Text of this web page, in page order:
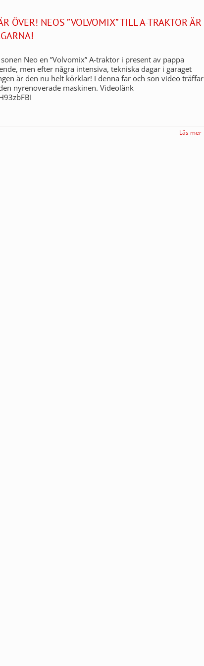
ÖVER! NEOS ”VOLVOMIX” TILL A-TRAKTOR ÄR
Neo en ”Volvomix” A-traktor i present av pappa
men efter några intensiva, tekniska dagar i garaget
är den nu helt körklar! I denna far och son video träffar
nyrenoverade maskinen. Videolänk
Läs mer